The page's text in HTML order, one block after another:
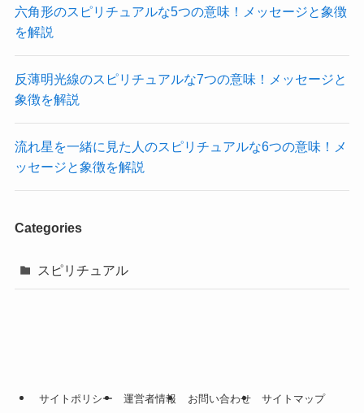
六角形のスピリチュアルな5つの意味！メッセージと象徴
を解説
反薄明光線のスピリチュアルな7つの意味！メッセージと
象徴を解説
流れ星を一緒に見た人のスピリチュアルな6つの意味！メ
ッセージと象徴を解説
Categories
スピリチュアル
サイトポリシー 運営者情報 お問い合わせ サイトマップ